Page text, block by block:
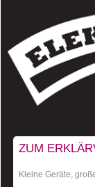
ZUM
Kleine Geräte,